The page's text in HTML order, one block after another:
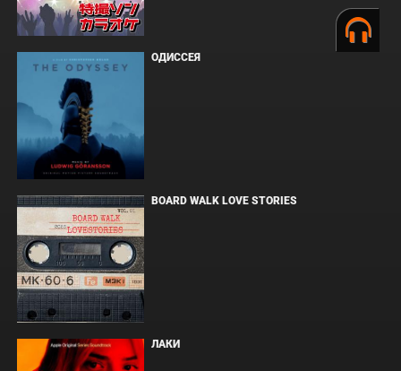
ОДИССЕЯ
BOARD WALK LOVE STORIES
ЛАКИ